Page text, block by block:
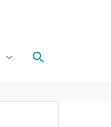
Rechercher